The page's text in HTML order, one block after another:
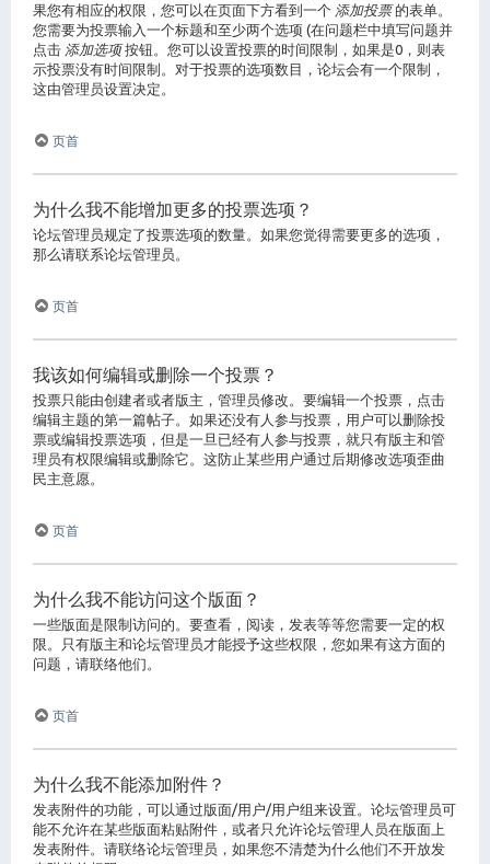
果您有相应的权限，您可以在页面下方看到一个 添加投票的表单。
您需要为投票输入一个标题和至少两个选项 (在问题栏中填写问题并
点击 添加选项按钮。您可以设置投票的时间限制，如果是0，则表
示投票没有时间限制。对于投票的选项数目，论坛会有一个限制，
这由管理员设置决定。
页首
为什么我不能增加更多的投票选项？
论坛管理员规定了投票选项的数量。如果您觉得需要更多的选项，
那么请联系论坛管理员。
页首
我该如何编辑或删除一个投票？
投票只能由创建者或者版主，管理员修改。要编辑一个投票，点击
编辑主题的第一篇帖子。如果还没有人参与投票，用户可以删除投
票或编辑投票选项，但是一旦已经有人参与投票，就只有版主和管
理员有权限编辑或删除它。这防止某些用户通过后期修改选项歪曲
民主意愿。
页首
为什么我不能访问这个版面？
一些版面是限制访问的。要查看，阅读，发表等等您需要一定的权
限。只有版主和论坛管理员才能授予这些权限，您如果有这方面的
问题，请联络他们。
页首
为什么我不能添加附件？
发表附件的功能，可以通过版面/用户/用户组来设置。论坛管理员可
能不允许在某些版面粘贴附件，或者只允许论坛管理人员在版面上
发表附件。请联络论坛管理员，如果您不清楚为什么他们不开放发